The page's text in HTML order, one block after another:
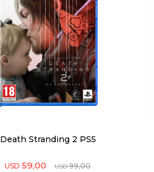
Death Stranding 2 PS5
USD 59,00 USD 99,00